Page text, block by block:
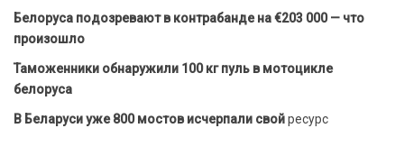
Белоруса подозревают в контрабанде на €203 000 — что
произошло
Таможенники обнаружили 100 кг пуль в мотоцикле
белоруса
В Беларуси уже 800 мостов исчерпали свойресурс